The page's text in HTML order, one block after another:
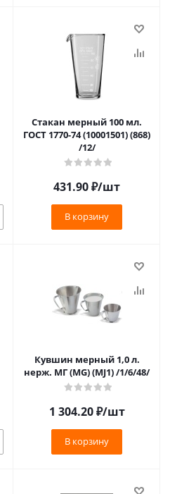
Стакан мерный 100 мл.
ГОСТ 1770-74 (10001501) (868)
/12/
431.90₽/шт
В корзину
Кувшин мерный 1,0 л.
нерж. МГ (MG) (MJ1) /1/6/48/
1 304.20₽/шт
В корзину